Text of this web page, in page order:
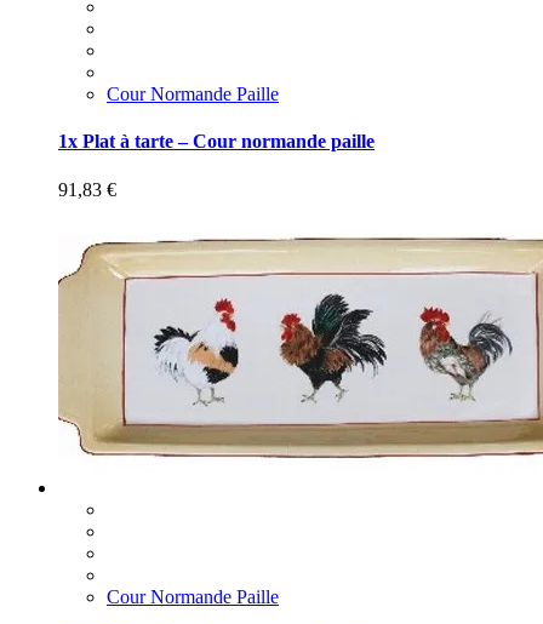
Cour Normande Paille
1x Plat à tarte – Cour normande paille
91,83 €
Cour Normande Paille